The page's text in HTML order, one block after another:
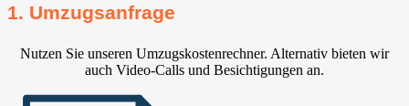
1. Umzugsanfrage
Nutzen Sie unseren Umzugskostenrechner. Alternativ bieten wir
auch Video-Calls und Besichtigungen an.